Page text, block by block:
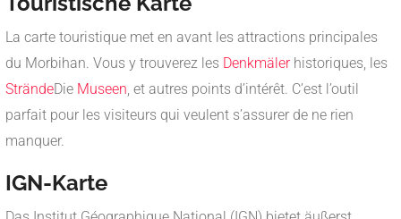
La carte touristique met en avant les attractions principales
du Morbihan. Vous y trouverez les Denkmälerhistoriques, les
SträndeDie Museen, et autres points d’intérêt. C’est l’outil
parfait pour les visiteurs qui veulent s’assurer de ne rien
manquer.
IGN-Karte